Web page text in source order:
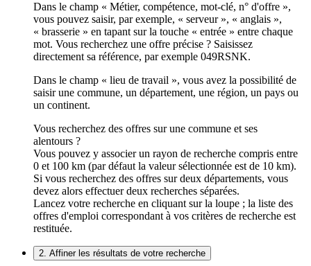
Dans le champ « Métier, compétence, mot-clé, n° d'offre »,
vous pouvez saisir, par exemple, « serveur », « anglais »,
« brasserie » en tapant sur la touche « entrée » entre chaque
mot. Vous recherchez une offre précise ? Saisissez
directement sa référence, par exemple 049RSNK.
Dans le champ « lieu de travail », vous avez la possibilité de
saisir une commune, un département, une région, un pays ou
un continent.
Vous recherchez des offres sur une commune et ses
alentours ?
Vous pouvez y associer un rayon de recherche compris entre
0 et 100 km (par défaut la valeur sélectionnée est de 10 km).
Si vous recherchez des offres sur deux départements, vous
devez alors effectuer deux recherches séparées.
Lancez votre recherche en cliquant sur la loupe ; la liste des
offres d'emploi correspondant à vos critères de recherche est
restituée.
2. Affiner les résultats de votre recherche